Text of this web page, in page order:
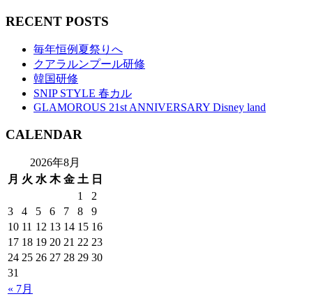
RECENT POSTS
毎年恒例夏祭りへ
クアラルンプール研修
韓国研修
SNIP STYLE 春カル
GLAMOROUS 21st ANNIVERSARY Disney land
CALENDAR
2026年8月
月 火 水 木 金 土 日
« 7月
1
2
3
4 5 6 7 8
9
10 11 12 13 14 15 16
17 18 19 20 21 22 23
24 25 26 27 28 29 30
31